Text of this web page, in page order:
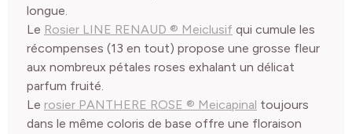
longue.
Le Rosier LINE RENAUD ® Meiclusif qui cumule les
récompenses (13 en tout) propose une grosse fleur
aux nombreux pétales roses exhalant un délicat
parfum fruité.
Le rosier PANTHERE ROSE ® Meicapinal toujours
dans le même coloris de base offre une floraison